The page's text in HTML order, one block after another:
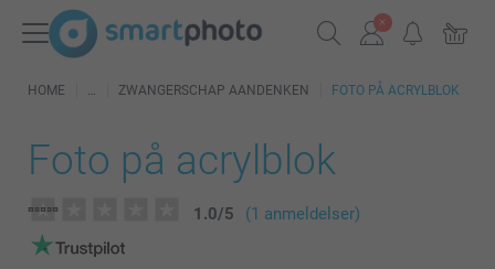
HOME ZWANGERSCHAP AANDENKEN FOTO PÅ ACRYLBLOK
Foto på acrylblok
1.0/5 (1 anmeldelser)